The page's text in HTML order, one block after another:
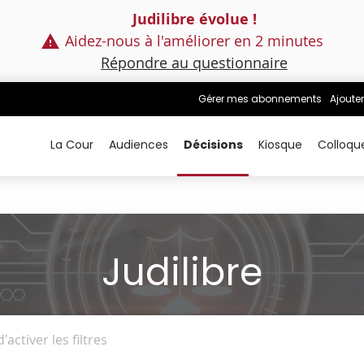
Judilibre évolue !
Aidez-nous à l'améliorer en 2 minutes
Répondre au questionnaire
Gérer mes abonnements
La Cour Audiences Décisions Kiosque
Judilibre